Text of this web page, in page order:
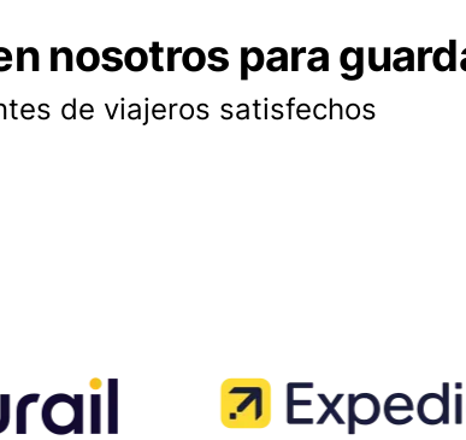
nosotros para
de viajeros satisfechos